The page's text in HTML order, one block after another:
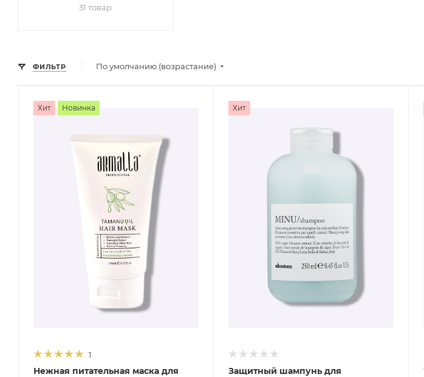
31 товар
ФИЛЬТР По умолчанию (возрастание)
Хит Новинка
1
Нежная питательная маска для
Хит
Защитный шампунь для